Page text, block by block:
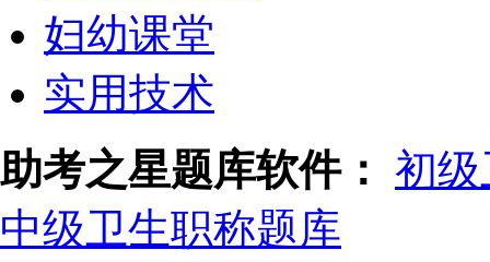
妇幼课堂
实用技术
助考之星题库软件： 初
中级卫生职称题库